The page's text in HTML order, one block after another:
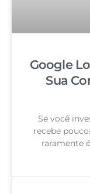
Google
Sua
Se você
recebe
raramente